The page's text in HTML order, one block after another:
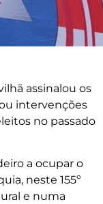
assinalou os
intervenções
no passado
a ocupar o
neste 155º
e numa